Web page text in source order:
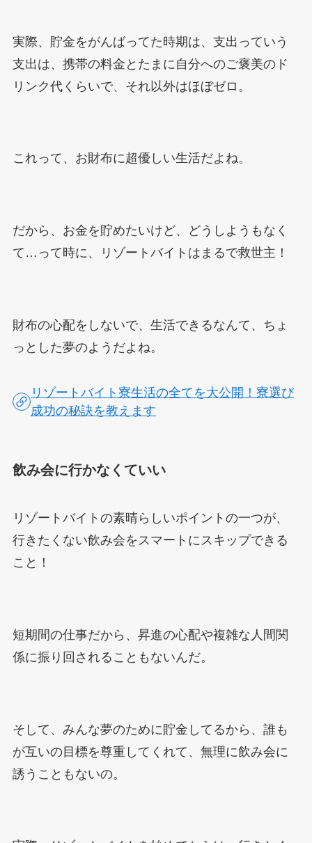
実際、貯金をがんばってた時期は、支出っていう
支出は、携帯の料金とたまに自分へのご褒美のド
リンク代くらいで、それ以外はほぼゼロ。
これって、お財布に超優しい生活だよね。
だから、お金を貯めたいけど、どうしようもなく
て…って時に、リゾートバイトはまるで救世主！
財布の心配をしないで、生活できるなんて、ちょ
っとした夢のようだよね。
リゾートバイト寮生活の全てを大公開！寮選び
成功の秘訣を教えます
飲み会に行かなくていい
リゾートバイトの素晴らしいポイントの一つが、
行きたくない飲み会をスマートにスキップできる
こと！
短期間の仕事だから、昇進の心配や複雑な人間関
係に振り回されることもないんだ。
そして、みんな夢のために貯金してるから、誰も
が互いの目標を尊重してくれて、無理に飲み会に
誘うこともないの。